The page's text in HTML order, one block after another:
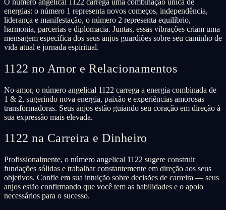
energias: o número 1 representa novos começos, independência,
liderança e manifestação, o número 2 representa equilíbrio,
harmonia, parcerias e diplomacia. Juntas, essas vibrações criam uma
mensagem específica dos seus anjos guardiões sobre seu caminho de
vida atual e jornada espiritual.
1122 no Amor e Relacionamentos
No amor, o número angelical 1122 carrega a energia combinada de
1 & 2, sugerindo nova energia, paixão e experiências amorosas
transformadoras. Seus anjos estão guiando seu coração em direção à
sua expressão mais elevada.
1122 na Carreira e Dinheiro
Profissionalmente, o número angelical 1122 sugere construir
fundações sólidas e trabalhar constantemente em direção aos seus
objetivos. Confie em sua intuição sobre decisões de carreira — seus
anjos estão confirmando que você tem as habilidades e o apoio
necessários para o sucesso.